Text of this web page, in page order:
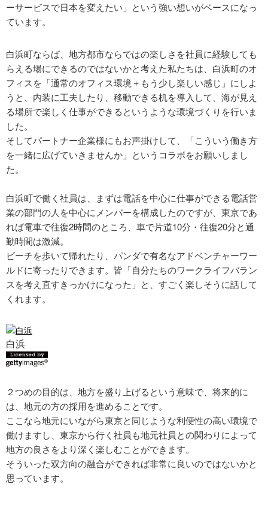
ーサービスで日本を変えたい」という強い想いがベースになっ
ています。
白浜町ならば、地方都市ならではの楽しさを社員に経験しても
らえる場にできるのではないかと考えた私たちは、白浜町のオ
フィスを「通常のオフィス環境＋もう少し楽しい感じ」にしよ
うと、内装に工夫したり、移動できる机を導入して、海が見え
る場所で楽しく仕事ができるというような環境づくりを行いま
した。
そしてパートナー企業様にもお声掛けして、「こういう働き方
を一緒に広げていきませんか」というコラボをお願いしまし
た。
白浜町で働く社員は、まずは電話を中心に仕事ができる電話営
業の部門の人を中心にメンバーを構成したのですが、東京であ
れば電車で往復2時間のところ、車で片道10分・往復20分と通
勤時間は激減。
ビーチを歩いて帰れたり、パンダで有名なアドベンチャーワー
ルドに寄ったりできます。皆「自分たちのワークライフバラン
スを考え直すきっかけになった」と、すごく楽しそうに話して
くれます。
白浜
２つめの目的は、地方を盛り上げるという意味で、将来的に
は、地元の方の採用を進めることです。
ここなら地元にいながら東京と同じような利便性の高い環境で
働けますし、東京から行く社員も地元社員との関わりによって
地方の良さをより深く楽しむことができます。
そういった双方向の融合ができれば非常に良いのではないかと
思っています。